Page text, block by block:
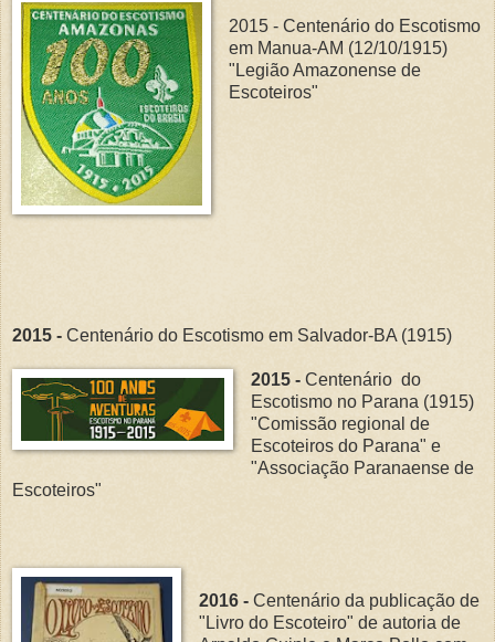
2015 - Centenário do Escotismo
em Manua-AM (12/10/1915)
"Legião Amazonense de
Escoteiros"
2015 - Centenário do Escotismo em Salvador-BA (1915)
2015 -Centenário do
Escotismo no Parana (1915)
"Comissão regional de
Escoteiros do Parana" e
"Associação Paranaense de
Escoteiros"
2016 -Centenário da publicação de
"Livro do Escoteiro" de autoria de